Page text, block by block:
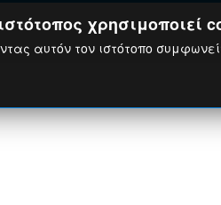
χρησιμοποιεί
αυτόν τον ιστότοπο